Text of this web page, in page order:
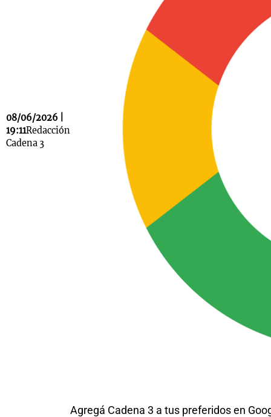
08/06/2026 |
19:11Redacción
Cadena 3
Agregá Cadena 3 a tus preferidos en